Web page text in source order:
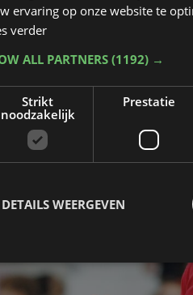
kent slechtste seizoenstart
ervaring op onze website te
verder
ALL PARTNERS (1192) →
Strikt
noodzakelijk
Prestatie
DETAILS WEERGEVEN